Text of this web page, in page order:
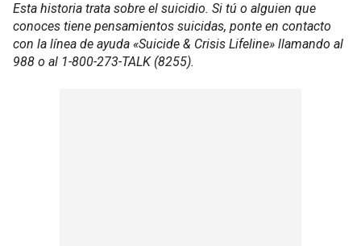
Esta historia trata sobre el suicidio. Si tú o alguien que
conoces tiene pensamientos suicidas, ponte en contacto
con la línea de ayuda «Suicide & Crisis Lifeline» llamando al
988 o al 1-800-273-TALK (8255).